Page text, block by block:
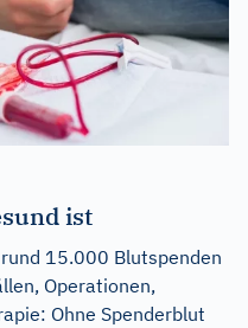
ist
15.000 Blutspenden
Operationen,
Ohne Spenderblut